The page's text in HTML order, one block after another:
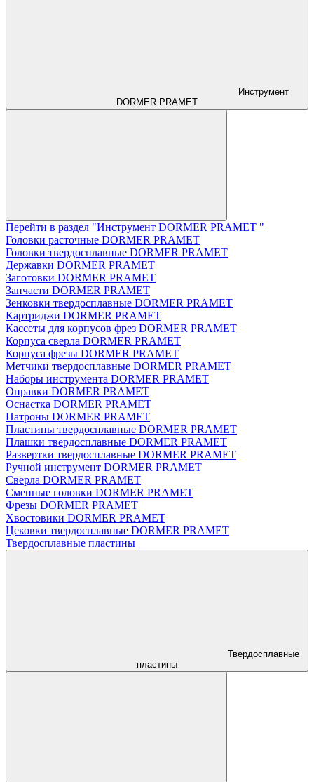
Инструмент
DORMER PRAMET
Перейти в раздел "Инструмент DORMER PRAMET "
Головки расточные DORMER PRAMET
Головки твердосплавные DORMER PRAMET
Державки DORMER PRAMET
Заготовки DORMER PRAMET
Запчасти DORMER PRAMET
Зенковки твердосплавные DORMER PRAMET
Картриджи DORMER PRAMET
Кассеты для корпусов фрез DORMER PRAMET
Корпуса сверла DORMER PRAMET
Корпуса фрезы DORMER PRAMET
Метчики твердосплавные DORMER PRAMET
Наборы инструмента DORMER PRAMET
Оправки DORMER PRAMET
Оснастка DORMER PRAMET
Патроны DORMER PRAMET
Пластины твердосплавные DORMER PRAMET
Плашки твердосплавные DORMER PRAMET
Развертки твердосплавные DORMER PRAMET
Ручной инструмент DORMER PRAMET
Сверла DORMER PRAMET
Сменные головки DORMER PRAMET
Фрезы DORMER PRAMET
Хвостовики DORMER PRAMET
Цековки твердосплавные DORMER PRAMET
Твердосплавные пластины
Твердосплавные
пластины